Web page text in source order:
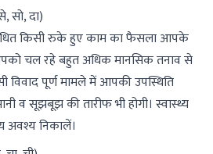
सो, दा)
किसी रुके हुए काम का फैसला आपके
चल रहे बहुत अधिक मानसिक तनाव से
विवाद पूर्ण मामले में आपकी उपस्थिति
व सूझबूझ की तारीफ भी होगी। स्वास्थ्य
अवश्य निकालें।